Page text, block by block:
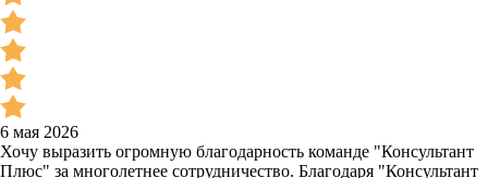
6 мая 2026
Хочу выразить огромную благодарность команде "Консультант
Плюс" за многолетнее сотрудничество. Благодаря "Консультант